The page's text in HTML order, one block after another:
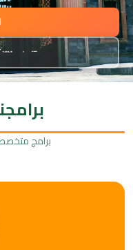
برامج